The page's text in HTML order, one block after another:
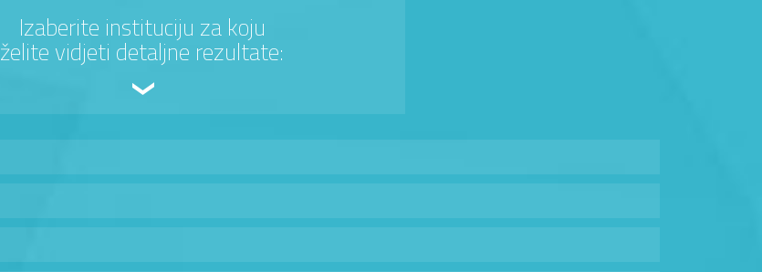
Izaberite instituciju za koju
želite vidjeti detaljne rezultate: